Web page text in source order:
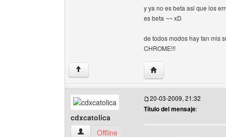
y ya no es beta asi que los
es beta ¬¬ xD
de todos modos hay tan mis
CHROME!!!
↑ Visitar sitio web del
cdxcatolica
cdxcatolica Ver perfil del usuario
Offline
20-03-2009, 21:32
Título del mensaje: